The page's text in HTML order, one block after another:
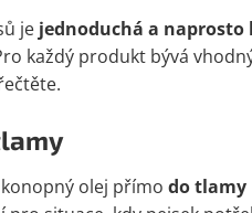
je jednoduchá a naprosto
každý produkt bývá
olej přímo do tlamy